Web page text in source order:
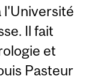
l'Université
Il fait
et
Pasteur